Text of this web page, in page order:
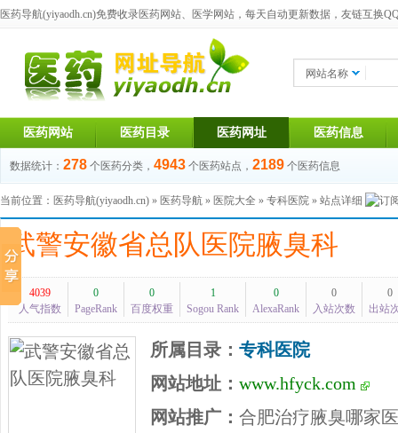
医药导航(yiyaodh.cn)免费收录医药网站、医学网站，每天自动更新数据，友链互换
网站名称
医药网站 医药目录 医药网址 医药信息
数据统计： 278 个医药分类， 4943 个医药站点， 2189 个医药信息
当前位置： 医药导航(yiyaodh.cn) » 医药导航 » 医院大全 » 专科医院 » 站点详细
武警安徽省总队医院腋臭科
4039
人气指数
0
PageRank
0
百度权重
1
Sogou Rank
0
AlexaRank
0
入站次数
0
出站
所属目录： 专科医院
网站地址： www.hfyck.com
网站推广： 合肥治疗腋臭哪家